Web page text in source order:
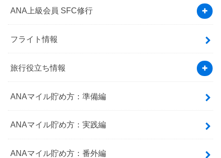
ANA上級会員 SFC修行
フライト情報
旅行役立ち情報
ANAマイル貯め方：準備編
ANAマイル貯め方：実践編
ANAマイル貯め方：番外編